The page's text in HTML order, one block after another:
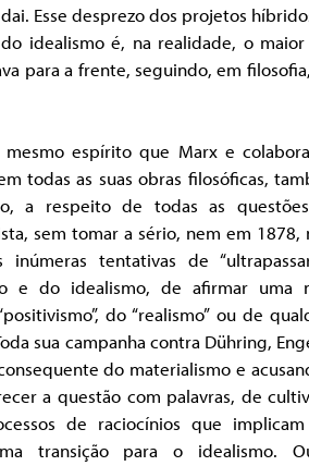
Esse desprezo dos projetos
idealismo é, na realidade, o maior
para a frente, seguindo, em
espírito que Marx e
todas as suas obras filosóficas,
a respeito de todas as
sem tomar a sério, nem em 1878,
tentativas de
e do idealismo, de afirmar uma
do “realismo” ou de
sua campanha contra Dühring,
do materialismo e
a questão com palavras, de
de raciocínios que
transição para o idealismo.